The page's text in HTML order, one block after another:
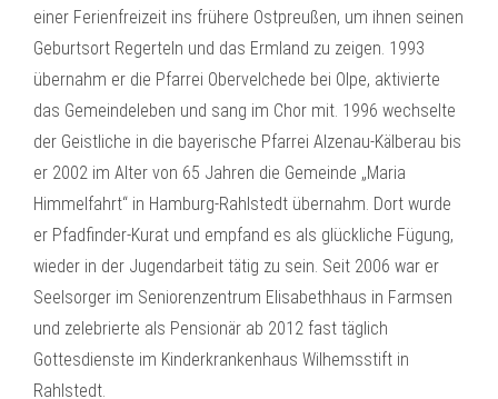
einer Ferienfreizeit ins frühere Ostpreußen, um ihnen seinen
Geburtsort Regerteln und das Ermland zu zeigen. 1993
übernahm er die Pfarrei Obervelchede bei Olpe, aktivierte
das Gemeindeleben und sang im Chor mit. 1996 wechselte
der Geistliche in die bayerische Pfarrei Alzenau-Kälberau bis
er 2002 im Alter von 65 Jahren die Gemeinde „Maria
Himmelfahrt“ in Hamburg-Rahlstedt übernahm. Dort wurde
er Pfadfinder-Kurat und empfand es als glückliche Fügung,
wieder in der Jugendarbeit tätig zu sein. Seit 2006 war er
Seelsorger im Seniorenzentrum Elisabethhaus in Farmsen
und zelebrierte als Pensionär ab 2012 fast täglich
Gottesdienste im Kinderkrankenhaus Wilhemsstift in
Rahlstedt.